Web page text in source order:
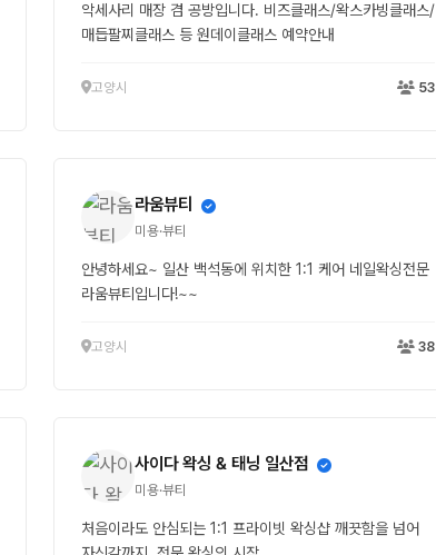
악세사리 매장 겸 공방입니다. 비즈클래스/왁스카빙클래스/
매듭팔찌클래스 등 원데이클래스 예약안내
고양시 53
라움뷰티
미용·뷰티
안녕하세요~ 일산 백석동에 위치한 1:1 케어 네일왁싱전문
라움뷰티입니다!~~
고양시 38
사이다 왁싱 & 태닝 일산점
미용·뷰티
처음이라도 안심되는 1:1 프라이빗 왁싱샵 깨끗함을 넘어